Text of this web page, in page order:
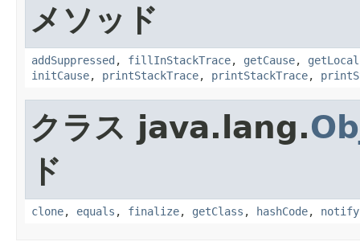
メソッド
addSuppressed , fillInStackTrace, getCause,
initCause, printStackTrace, printStackTrace,
クラス java.lang.
ド
clone, equals , finalize, getClass , hashCode, notify